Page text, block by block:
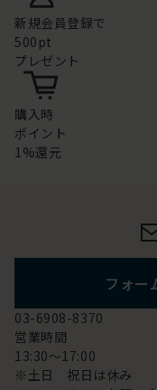
新規会員登録で
500pt
プレゼント
購入時
ポイント
1%還元
フォー
03-6908-8370
営業時間
13:30～17:00
※土日 祝日は休み